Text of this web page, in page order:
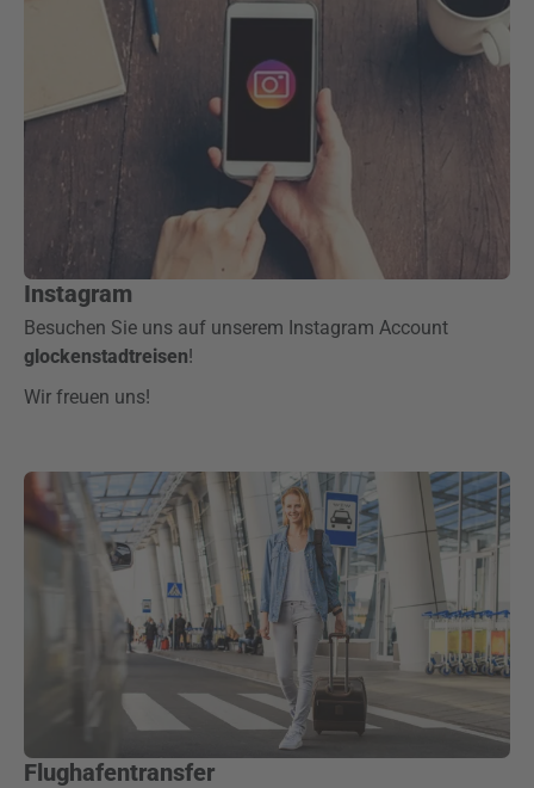
Instagram
Besuchen Sie uns auf unserem Instagram Account
glockenstadtreisen!
Wir freuen uns!
Flughafentransfer